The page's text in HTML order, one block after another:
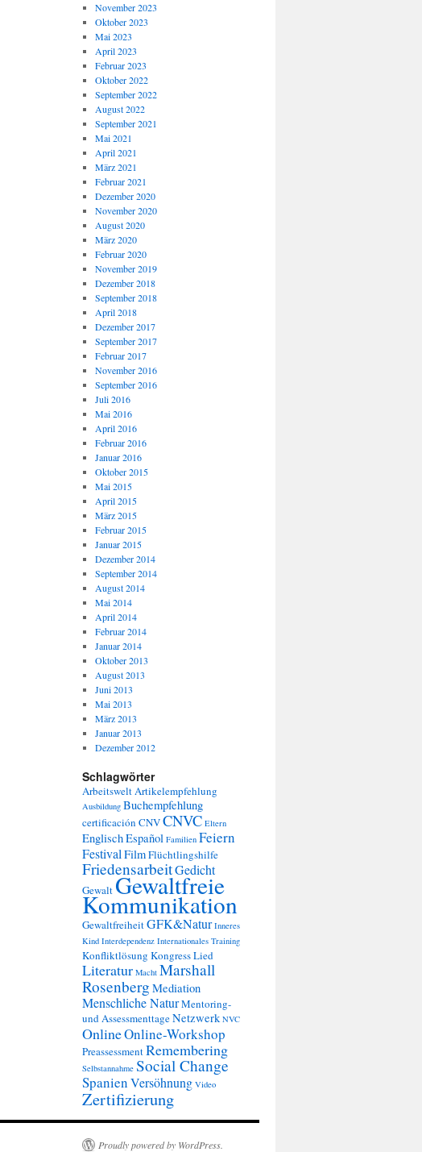
November 2023
Oktober 2023
Mai 2023
April 2023
Februar 2023
Oktober 2022
September 2022
August 2022
September 2021
Mai 2021
April 2021
März 2021
Februar 2021
Dezember 2020
November 2020
August 2020
März 2020
Februar 2020
November 2019
Dezember 2018
September 2018
April 2018
Dezember 2017
September 2017
Februar 2017
November 2016
September 2016
Juli 2016
Mai 2016
April 2016
Februar 2016
Januar 2016
Oktober 2015
Mai 2015
April 2015
März 2015
Februar 2015
Januar 2015
Dezember 2014
September 2014
August 2014
Mai 2014
April 2014
Februar 2014
Januar 2014
Oktober 2013
August 2013
Juni 2013
Mai 2013
März 2013
Januar 2013
Dezember 2012
Schlagwörter
ArbeitsweltArtikelempfehlung
Ausbildung Buchempfehlung
certificación CNVCNVC Eltern
EnglischEspañol Familien Feiern
Festival FilmFlüchtlingshilfe
FriedensarbeitGedicht
Gewalt Gewaltfreie
Kommunikation
GewaltfreiheitGFK&Natur Inneres
Kind Interdependenz Internationales Training
Konfliktlösung KongressLied
Literatur Macht Marshall
Rosenberg Mediation
Menschliche NaturMentoring-
und AssessmenttageNetzwerk NVC
OnlineOnline-Workshop
PreassessmentRemembering
Selbstannahme Social Change
SpanienVersöhnung Video
Zertifizierung
Proudly powered by WordPress.